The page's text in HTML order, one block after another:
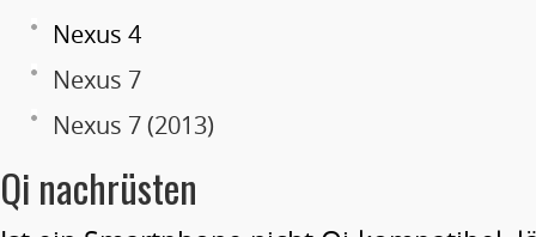
Nexus 4
Nexus 7
Nexus 7 (2013)
Qi nachrüsten